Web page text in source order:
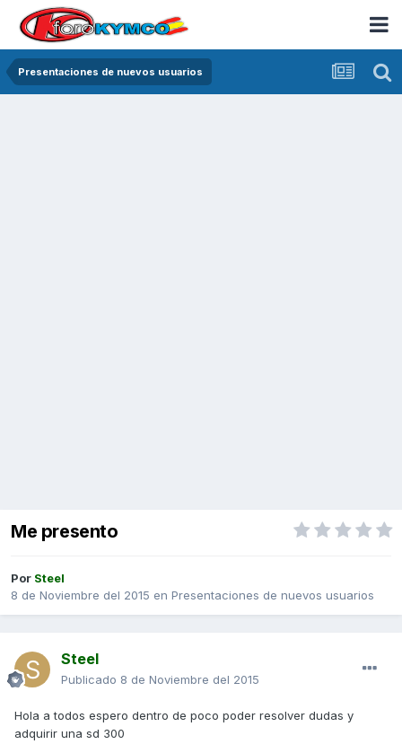
Presentaciones de nuevos usuarios
Me presento
Por Steel
8 de Noviembre del 2015 en Presentaciones de nuevos usuarios
Steel
Publicado 8 de Noviembre del 2015
Hola a todos espero dentro de poco poder resolver dudas y
adquirir una sd 300